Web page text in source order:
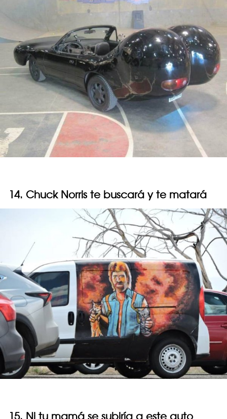
14. Chuck Norris te buscará y te matará
15. Ni tu mamá se subiría a este auto